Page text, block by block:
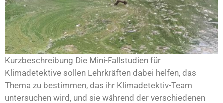
Kurzbeschreibung Die Mini-Fallstudien für
Klimadetektive sollen Lehrkräften dabei helfen, das
Thema zu bestimmen, das ihr Klimadetektiv-Team
untersuchen wird, und sie während der verschiedenen